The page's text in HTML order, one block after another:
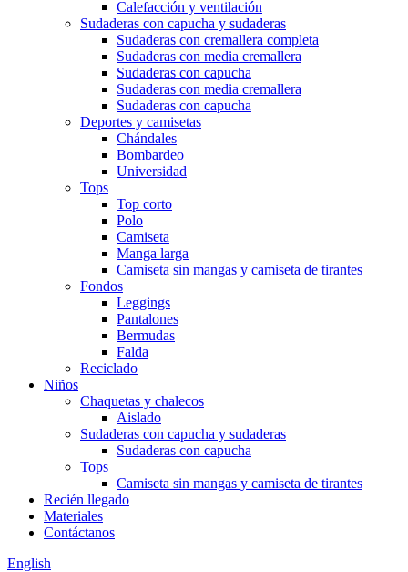
Calefacción y ventilación
Sudaderas con capucha y sudaderas
Sudaderas con cremallera completa
Sudaderas con media cremallera
Sudaderas con capucha
Sudaderas con media cremallera
Sudaderas con capucha
Deportes y camisetas
Chándales
Bombardeo
Universidad
Tops
Top corto
Polo
Camiseta
Manga larga
Camiseta sin mangas y camiseta de tirantes
Fondos
Leggings
Pantalones
Bermudas
Falda
Reciclado
Niños
Chaquetas y chalecos
Aislado
Sudaderas con capucha y sudaderas
Sudaderas con capucha
Tops
Camiseta sin mangas y camiseta de tirantes
Recién llegado
Materiales
Contáctanos
English